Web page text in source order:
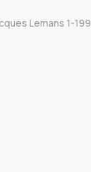
Lemans 1-